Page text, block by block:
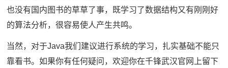
也没有国内图书的草草了事，既学习了数据结构又有刚刚好
的算法分析，很容易使人产生共鸣。
当然，对于Java我们建议进行系统的学习，扎实基础不能只
靠看书。如果你有任何疑问，欢迎你在千锋武汉官网上留下